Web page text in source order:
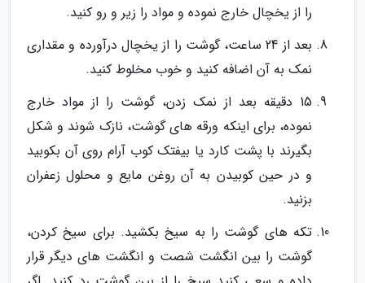
را از یخچال خارج نموده و مواد را زیر و رو کنید.
بعد از 24 ساعت، گوشت را از یخچال درآورده و مقداری
نمک به آن اضافه کنید و خوب مخلوط کنید.
15 دقیقه بعد از نمک زدن، گوشت را از مواد خارج
نموده، برای اینکه ورقه های گوشت، نازک شوند و شکل
بگیرند با پشت کارد یا بیفتک کوب آرام روی آن بکوبید
و در حین کوبیدن به آن روغن مایع و محلول زعفران
بزنید.
تکه های گوشت را به سیخ بکشید. برای سیخ کردن،
گوشت را بین انگشت شصت و انگشت های دیگر قرار